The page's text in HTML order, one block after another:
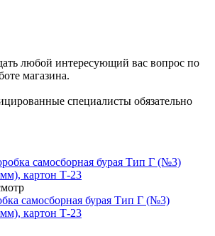
любой интересующий вас вопрос по
магазина.
специалисты обязательно
самосборная бурая Тип Г (№3)
картон Т-23